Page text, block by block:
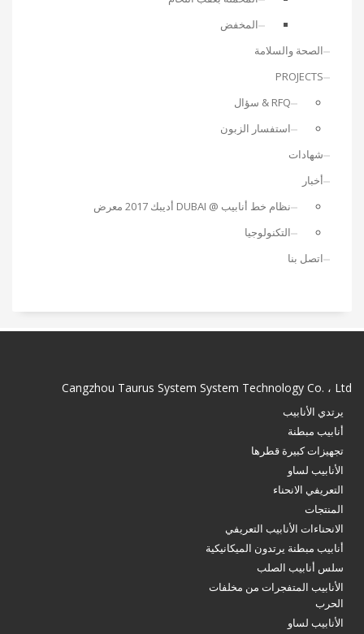
المخفض
الصحة والسلامة
PROJECTS
RFQ & سؤال
استفسار الزبون
شهادات
أخبار
نظام خط أنابيب @ DUBAI أديبك 2017 معرض
التكنولوجيا
اتصل بنا
Cangzhou Taurus System System Technology Co. ، Ltd
يرتدي الأنابيب
أنابيب مبطنة
تجهيزات كبيرة قطرها
الأنابيب لساو
التعريفي الانحناء
المنتجات
الانحناءات الأنابيب التعريفي
أنابيب مبطنة يرتدون الميكانيكية
سلس أنابيب الصلب
الأنابيب المتفجرات من مخلفات
الحرب
الأنابيب لساو